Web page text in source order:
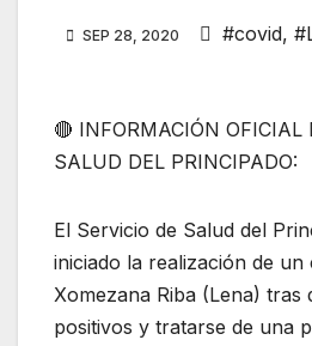
SEP 28, 2020 #covid,
🔴 INFORMACIÓN OFICIAL
SALUD DEL PRINCIPADO:
El Servicio de Salud del
iniciado la realización de un
Xomezana Riba (Lena) tras
positivos y tratarse de una